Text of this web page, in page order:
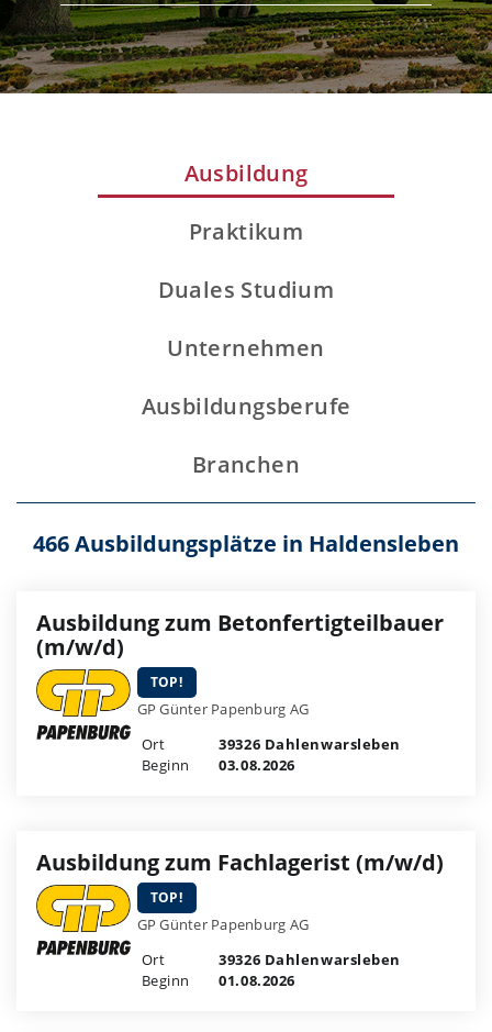
Ausbildung
Praktikum
Duales Studium
Unternehmen
Ausbildungsberufe
Branchen
466 Ausbildungsplätze in Haldensleben
Ausbildung zum Betonfertigteilbauer
(m/w/d)
TOP!
GP Günter Papenburg AG
Ort
39326 Dahlenwarsleben
Beginn
03.08.2026
Ausbildung zum Fachlagerist (m/w/d)
TOP!
GP Günter Papenburg AG
Ort
39326 Dahlenwarsleben
Beginn
01.08.2026